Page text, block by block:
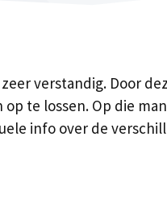
verstandig. Door
te lossen. Op die
info over de